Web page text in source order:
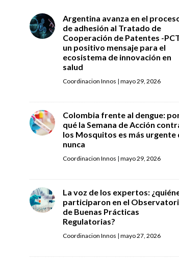
Argentina avanza en el
de adhesión al Tratado de
Cooperación de Patentes -
un positivo mensaje para el
ecosistema de innovación en
salud
Coordinacion Innos | mayo 29, 2026
Colombia frente al dengue:
qué la Semana de Acción
los Mosquitos es más urgente
nunca
Coordinacion Innos | mayo 29, 2026
La voz de los expertos:
participaron en el
de Buenas Prácticas
Regulatorias?
Coordinacion Innos | mayo 27, 2026